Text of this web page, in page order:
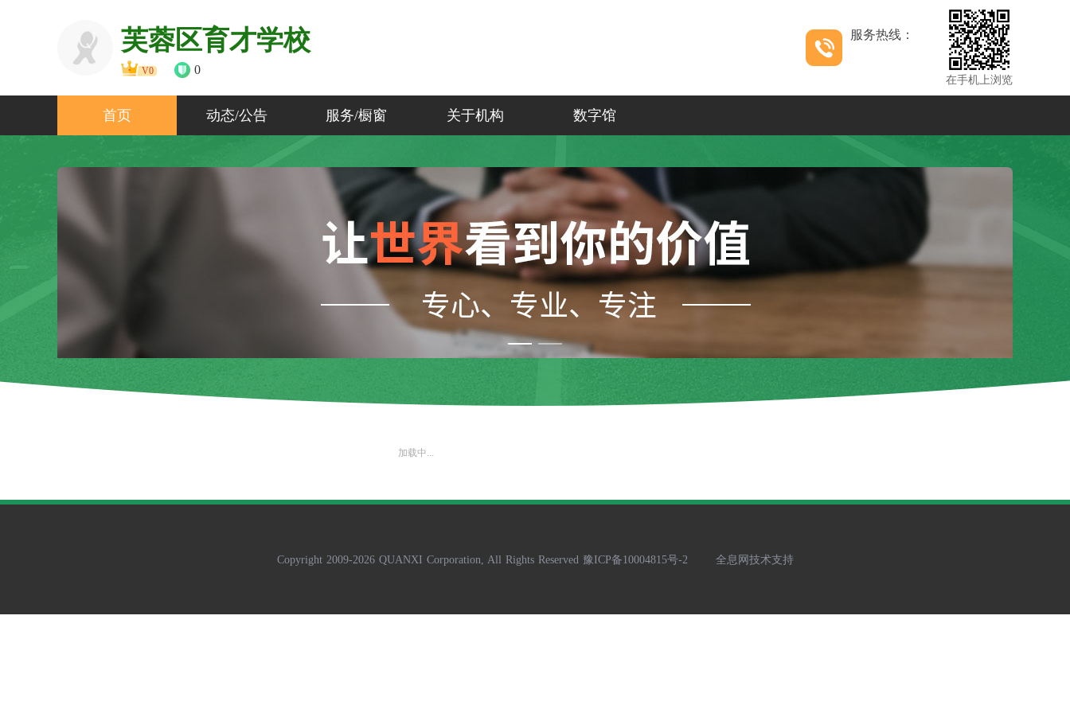
芙蓉区育才学校
V0 0
服务热线：
在手机上浏览
首页 动态/公告 服务/橱窗 关于机构 数字馆
加载中...
Copyright 2009-2026 QUANXI Corporation, All Rights Reserved 豫ICP备10004815号-2 全息网技术支持